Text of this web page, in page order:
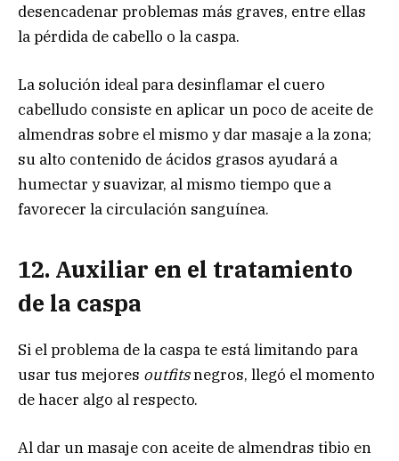
desencadenar problemas más graves, entre ellas
la pérdida de cabello o la caspa.
La solución ideal para desinflamar el cuero
cabelludo consiste en aplicar un poco de aceite de
almendras sobre el mismo y dar masaje a la zona;
su alto contenido de ácidos grasos ayudará a
humectar y suavizar, al mismo tiempo que a
favorecer la circulación sanguínea.
12. Auxiliar en el tratamiento
de la caspa
Si el problema de la caspa te está limitando para
usar tus mejores outfitsnegros, llegó el momento
de hacer algo al respecto.
Al dar un masaje con aceite de almendras tibio en